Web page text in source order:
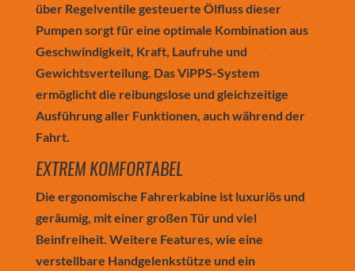
über Regelventile gesteuerte Ölfluss dieser
Pumpen sorgt für eine optimale Kombination aus
Geschwindigkeit, Kraft, Laufruhe und
Gewichtsverteilung. Das ViPPS-System
ermöglicht die reibungslose und gleichzeitige
Ausführung aller Funktionen, auch während der
Fahrt.
EXTREM KOMFORTABEL
Die ergonomische Fahrerkabine ist luxuriös und
geräumig, mit einer großen Tür und viel
Beinfreiheit. Weitere Features, wie eine
verstellbare Handgelenkstütze und ein